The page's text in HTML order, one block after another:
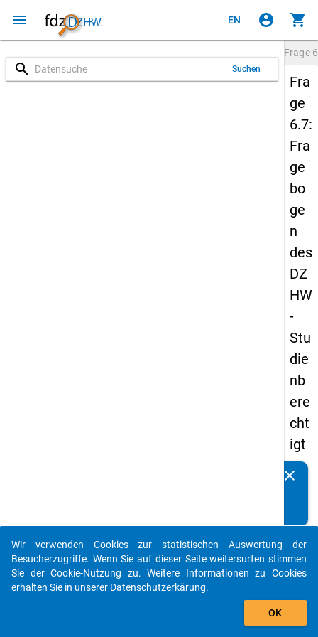
menu EN account_circle shopping_cart
search Suchen
Frage
Fra
ge
6.7:
Fra
ge
bo
ge
n
des
DZ
HW
-
Stu
die
nb
ere
cht
igt
en
s
20
12
clear
auto_stories
add_shopping_cart
Wir verwenden Cookies zur statistischen Auswertung der
Besucherzugriffe. Wenn Sie auf dieser Seite weitersurfen stimmen
Sie der Cookie-Nutzung zu. Weitere Informationen zu Cookies
erhalten Sie in unserer Datenschutzerkärung.
OK